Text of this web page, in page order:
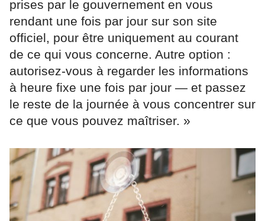
prises par le gouvernement en vous
rendant une fois par jour sur son site
officiel, pour être uniquement au courant
de ce qui vous concerne. Autre option :
autorisez-vous à regarder les informations
à heure fixe une fois par jour — et passez
le reste de la journée à vous concentrer sur
ce que vous pouvez maîtriser. »